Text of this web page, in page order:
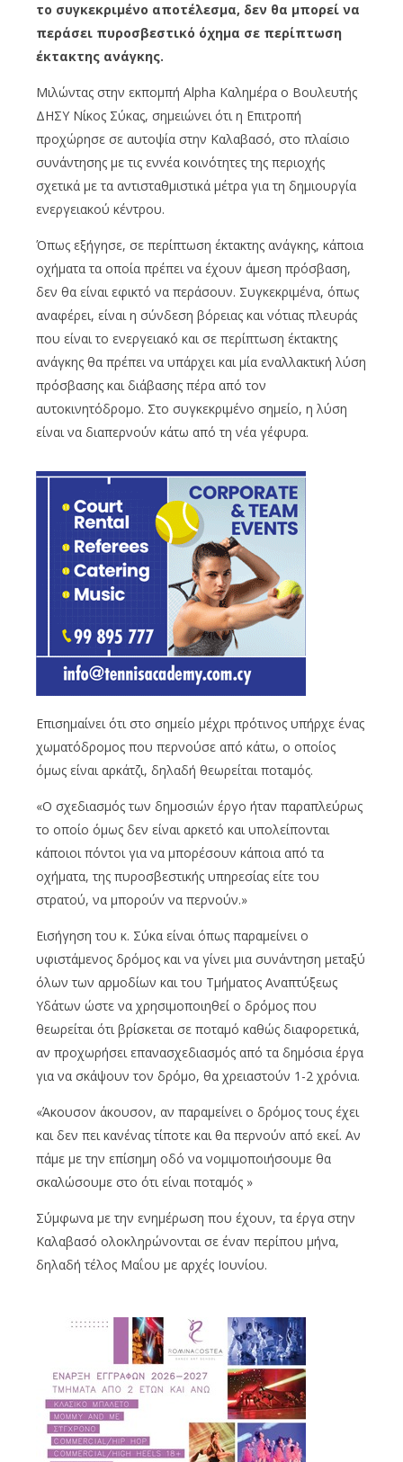
το συγκεκριμένο αποτέλεσμα, δεν θα μπορεί να
περάσει πυροσβεστικό όχημα σε περίπτωση
έκτακτης ανάγκης.
Μιλώντας στην εκπομπή Alpha Καλημέρα ο Βουλευτής
ΔΗΣΥ Νίκος Σύκας, σημειώνει ότι η Επιτροπή
προχώρησε σε αυτοψία στην Καλαβασό, στο πλαίσιο
συνάντησης με τις εννέα κοινότητες της περιοχής
σχετικά με τα αντισταθμιστικά μέτρα για τη δημιουργία
ενεργειακού κέντρου.
Όπως εξήγησε, σε περίπτωση έκτακτης ανάγκης, κάποια
οχήματα τα οποία πρέπει να έχουν άμεση πρόσβαση,
δεν θα είναι εφικτό να περάσουν. Συγκεκριμένα, όπως
αναφέρει, είναι η σύνδεση βόρειας και νότιας πλευράς
που είναι το ενεργειακό και σε περίπτωση έκτακτης
ανάγκης θα πρέπει να υπάρχει και μία εναλλακτική λύση
πρόσβασης και διάβασης πέρα από τον
αυτοκινητόδρομο. Στο συγκεκριμένο σημείο, η λύση
είναι να διαπερνούν κάτω από τη νέα γέφυρα.
Επισημαίνει ότι στο σημείο μέχρι πρότινος υπήρχε ένας
χωματόδρομος που περνούσε από κάτω, ο οποίος
όμως είναι αρκάτζι, δηλαδή θεωρείται ποταμός.
«Ο σχεδιασμός των δημοσιών έργο ήταν παραπλεύρως
το οποίο όμως δεν είναι αρκετό και υπολείπονται
κάποιοι πόντοι για να μπορέσουν κάποια από τα
οχήματα, της πυροσβεστικής υπηρεσίας είτε του
στρατού, να μπορούν να περνούν.»
Εισήγηση του κ. Σύκα είναι όπως παραμείνει ο
υφιστάμενος δρόμος και να γίνει μια συνάντηση μεταξύ
όλων των αρμοδίων και του Τμήματος Αναπτύξεως
Υδάτων ώστε να χρησιμοποιηθεί ο δρόμος που
θεωρείται ότι βρίσκεται σε ποταμό καθώς διαφορετικά,
αν προχωρήσει επανασχεδιασμός από τα δημόσια έργα
για να σκάψουν τον δρόμο, θα χρειαστούν 1-2 χρόνια.
«Άκουσον άκουσον, αν παραμείνει ο δρόμος τους έχει
και δεν πει κανένας τίποτε και θα περνούν από εκεί. Αν
πάμε με την επίσημη οδό να νομιμοποιήσουμε θα
σκαλώσουμε στο ότι είναι ποταμός »
Σύμφωνα με την ενημέρωση που έχουν, τα έργα στην
Καλαβασό ολοκληρώνονται σε έναν περίπου μήνα,
δηλαδή τέλος Μαΐου με αρχές Ιουνίου.